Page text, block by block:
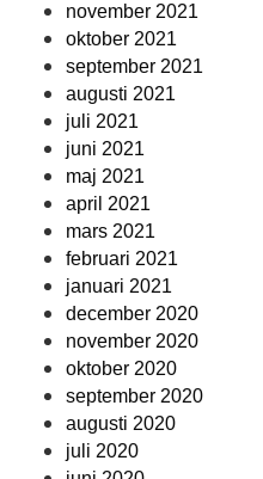
november 2021
oktober 2021
september 2021
augusti 2021
juli 2021
juni 2021
maj 2021
april 2021
mars 2021
februari 2021
januari 2021
december 2020
november 2020
oktober 2020
september 2020
augusti 2020
juli 2020